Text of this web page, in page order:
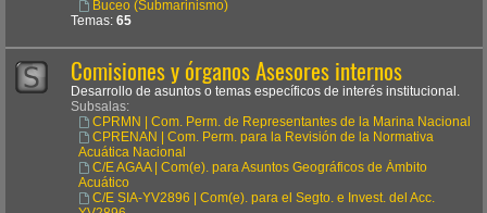
Buceo (Submarinismo)
Temas: 65
Comisiones y órganos Asesores internos
Desarrollo de asuntos o temas específicos de interés institucional.
Subsalas:
CPRMN | Com. Perm. de Representantes de la Marina Nacional
CPRENAN | Com. Perm. para la Revisión de la Normativa
Acuática Nacional
C/E AGAA | Com(e). para Asuntos Geográficos de Ámbito
Acuático
C/E SIA-YV2896 | Com(e). para el Segto. e Invest. del Acc.